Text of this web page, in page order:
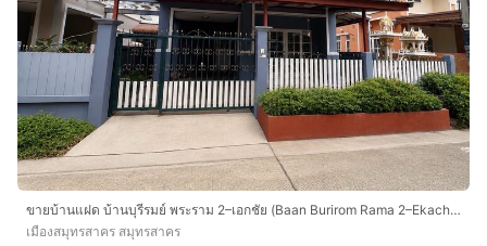
ขายบ้านแฝด บ้านบุรีรมย์ พระราม 2–เอกชัย (Baan Burirom Rama 2–Ekachai) ทำเลดี ใกล้เมือง เพียง 2.09 ล้าน
เมืองสมุทรสาคร สมุทรสาคร